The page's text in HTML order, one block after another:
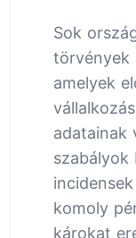
Sok
törvények
amelyek
adatainak
szabályok
komoly
károkat